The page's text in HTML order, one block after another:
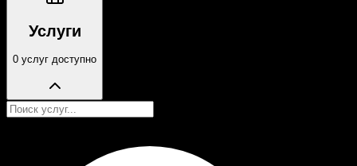
Услуги
0 услуг доступно